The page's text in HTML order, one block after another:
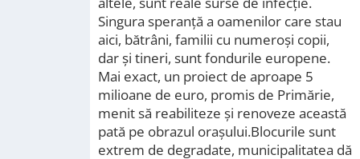
Singura speranță a oamenilor care stau
aici, bătrâni, familii cu numeroși copii,
dar și tineri, sunt fondurile europene.
Mai exact, un proiect de aproape 5
milioane de euro, promis de Primărie,
menit să reabiliteze și renoveze această
pată pe obrazul orașului.Blocurile sunt
extrem de degradate, municipalitatea dă